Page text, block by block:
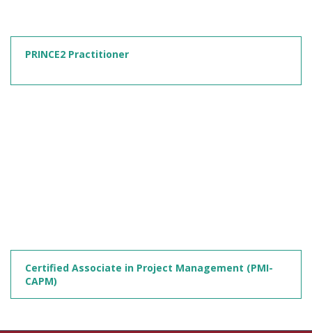
PRINCE2 Practitioner
Certified Associate in Project Management (PMI-
CAPM)